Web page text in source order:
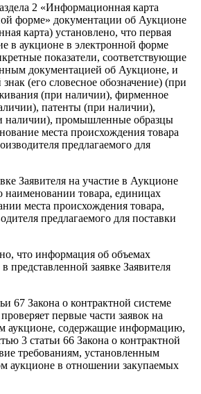
2 «Информационная карта
форме» документации об Аукционе
карта) установлено, что первая
в аукционе в электронной форме
показатели, соответствующие
документацией об Аукционе, и
(его словесное обозначение) (при
(при наличии), фирменное
патенты (при наличии),
наличии), промышленные образцы
места происхождения товара
предлагаемого для
Заявителя на участие в Аукционе
наименовании товара, единицах
места происхождения товара,
предлагаемого для поставки
что информация об объемах
представленной заявке Заявителя
67 Закона о контрактной системе
первые части заявок на
аукционе, содержащие информацию,
3 статьи 66 Закона о контрактной
требованиям, установленным
аукционе в отношении закупаемых